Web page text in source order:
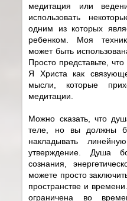
медитация или
использовать
одним из которых
ребенком. Моя
может быть
Просто представьте,
Я Христа как
мысли, которые
медитации.
Можно сказать, что
теле, но вы должны
накладывать
утверждение. Душа
сознания,
можете просто
пространстве и
ограничена во